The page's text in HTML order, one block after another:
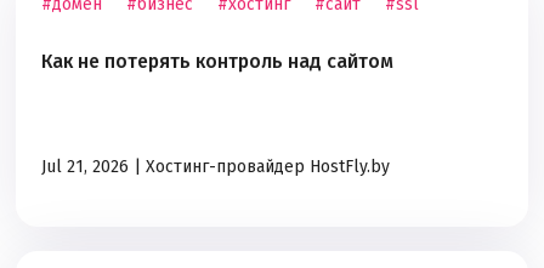
#домен #бизнес #хостинг #сайт #ssl
Как не потерять контроль над сайтом
Jul 21, 2026 | Хостинг-провайдер HostFly.by